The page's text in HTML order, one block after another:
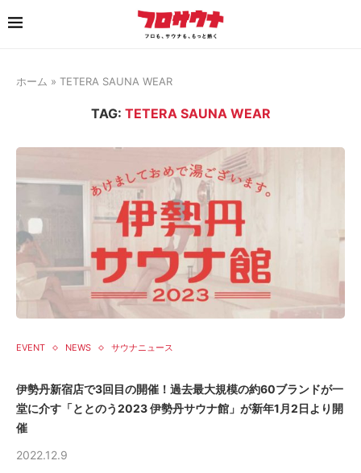
ホーム » TETERA SAUNA WEAR
TAG: TETERA SAUNA WEAR
EVENT NEWS サウナニュース
伊勢丹新宿店で3回目の開催！過去最大規模の約60ブランドが一
堂に介す「ととのう2023 伊勢丹サウナ館」が新年1月2日より開
催
2022.12.9